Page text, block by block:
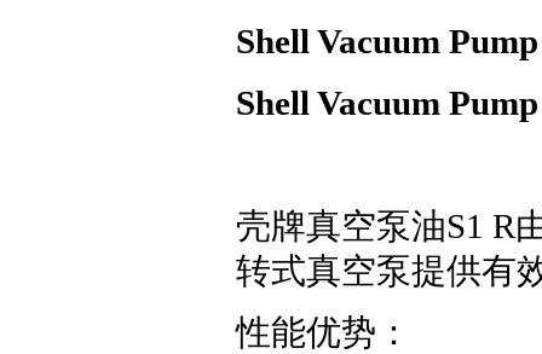
Shell Vacuum
Shell Vacuum
壳牌真空泵油S1 R
转式真空泵提供有
性能优势：